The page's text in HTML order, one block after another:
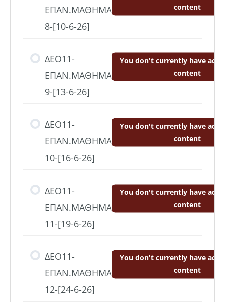
ΕΠΑΝ.ΜΑΘΗΜΑ
8-[10-6-26]
content
ΔΕΟ11-
ΕΠΑΝ.ΜΑΘΗΜΑ
9-[13-6-26]
You don't currently have
content
ΔΕΟ11-
ΕΠΑΝ.ΜΑΘΗΜΑ
10-[16-6-26]
You don't currently have
content
ΔΕΟ11-
ΕΠΑΝ.ΜΑΘΗΜΑ
11-[19-6-26]
You don't currently have
content
ΔΕΟ11-
ΕΠΑΝ.ΜΑΘΗΜΑ
12-[24-6-26]
You don't currently have
content